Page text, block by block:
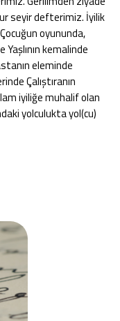
seyir defterimiz. İyilik
oyununda,
Yaşlının kemalinde
eleminde
Çalıştıranın
iyiliğe muhalif olan
yolculukta yol(cu)